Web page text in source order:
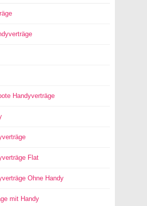
Handyverträge
Flat
Ohne Handy
mit Handy